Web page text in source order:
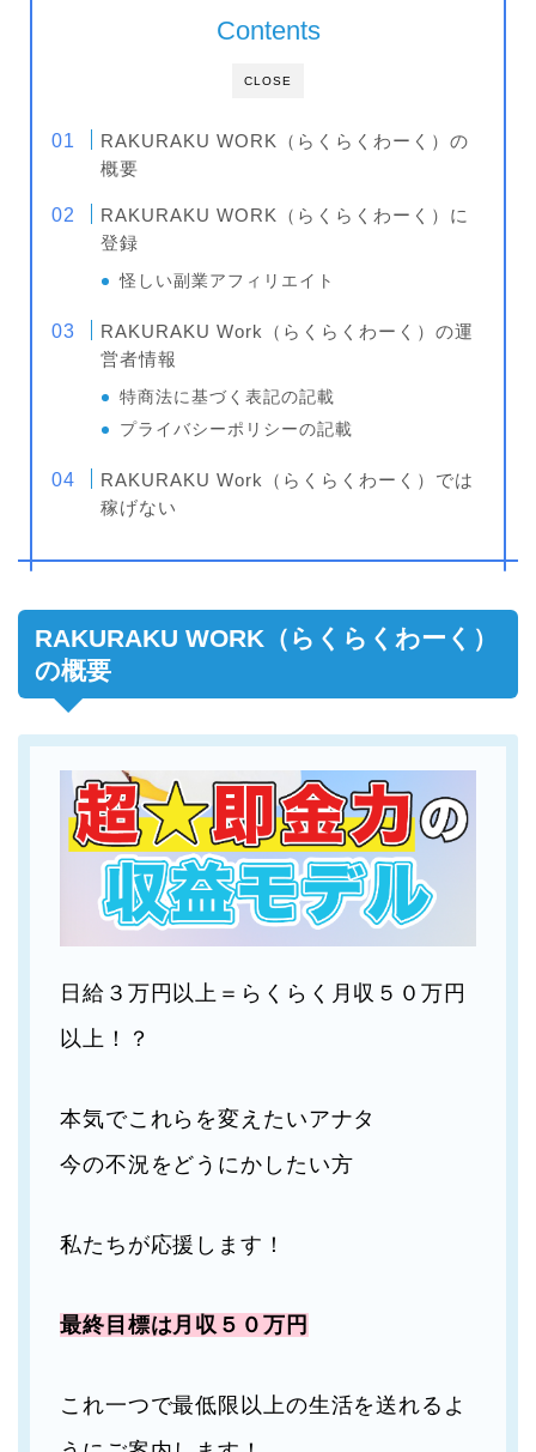
CLOSE
Contents
RAKURAKU WORK（らくらくわーく）の
概要
RAKURAKU WORK（らくらくわーく）に
登録
怪しい副業アフィリエイト
RAKURAKU Work（らくらくわーく）の運
営者情報
特商法に基づく表記の記載
プライバシーポリシーの記載
RAKURAKU Work（らくらくわーく）では
稼げない
RAKURAKU WORK（らくらくわーく）
の概要
日給３万円以上＝らくらく月収５０万円
以上！？
本気でこれらを変えたいアナタ
今の不況をどうにかしたい方
私たちが応援します！
最終目標は月収５０万円
これ一つで最低限以上の生活を送れるよ